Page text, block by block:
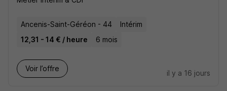
Ancenis-Saint-Géréon - 44
Intérim
12,31 - 14 € / heure
6 mois
Voir l’offre
il y a 16 jours